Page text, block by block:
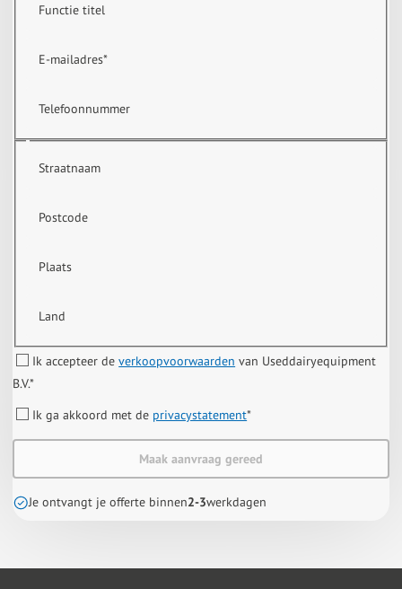
Functie titel
E-mailadres*
Telefoonnummer
Straatnaam
Postcode
Plaats
Land
Ik accepteer deverkoopvoorwaarden van Useddairyequipment
B.V.*
Ik ga akkoord met de privacystatement*
Maak aanvraag gereed
Je ontvangt je offerte binnen2-3werkdagen